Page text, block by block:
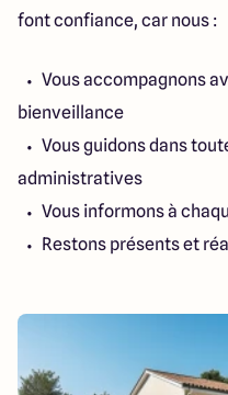
font confiance, car nous :
Vous accompagnons
bienveillance
Vous guidons dans
administratives
Vous informons à
Restons présents et